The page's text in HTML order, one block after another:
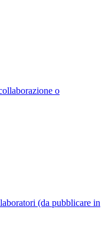
o
(da pubblicare in